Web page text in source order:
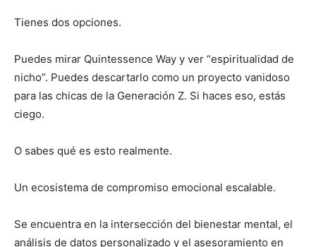
Tienes dos opciones.
Puedes mirar Quintessence Way y ver “espiritualidad de
nicho”. Puedes descartarlo como un proyecto vanidoso
para las chicas de la Generación Z. Si haces eso, estás
ciego.
O sabes qué es esto realmente.
Un ecosistema de compromiso emocional escalable.
Se encuentra en la intersección del bienestar mental, el
análisis de datos personalizado y el asesoramiento en